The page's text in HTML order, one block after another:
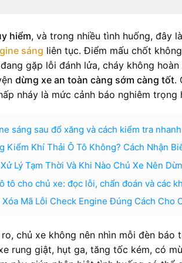
hiểm, và trong nhiều tình huống, đây
sáng liên tục. Điểm mấu chốt
gặp lỗi đánh lửa, cháy không
dừng xe an toàn càng sớm càng tốt.
nháy là mức cảnh báo nghiêm trọng
sáng sau đổ xăng và cách kiểm tra
Khí Thải Ô Tô Không? Cách Nhận
Lý Tạm Thời Và Khi Nào Chủ Xe Nên
tô cho chủ xe: đọc lỗi, chẩn đoán và các
Mã Lỗi Check Engine Đúng Cách Cho
chủ xe không nên nhìn mỗi đèn báo
rung giật, hụt ga, tăng tốc kém, có